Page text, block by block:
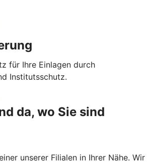
für Ihre Einlagen durch
Institutsschutz.
da, wo Sie sind
unserer Filialen in Ihrer Nähe. Wir